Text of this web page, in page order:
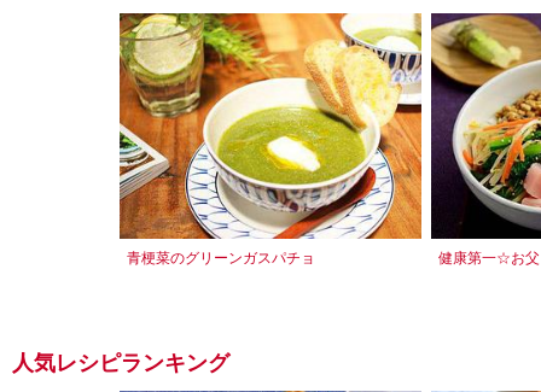
青梗菜のグリーンガスパチョ 健康第一☆お
人気レシピランキング